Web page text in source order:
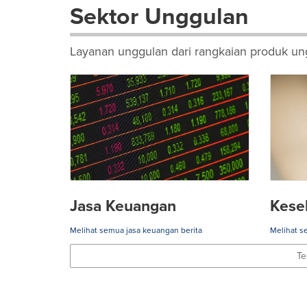
Sektor Unggulan
Layanan unggulan dari rangkaian produk
Jasa Keuangan
Melihat semua jasa keuangan berita Melihat